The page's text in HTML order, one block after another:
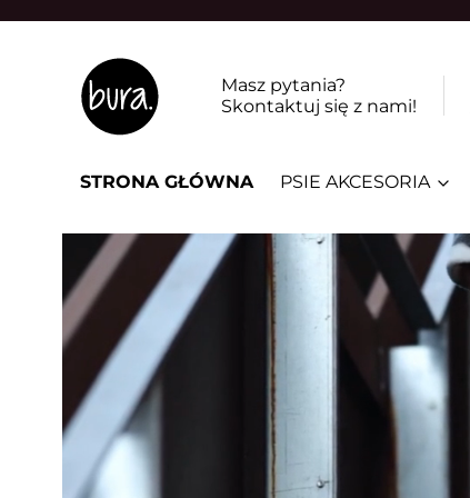
Masz pytania?
Skontaktuj się z nami!
STRONA GŁÓWNA PSIE AKCESORIA